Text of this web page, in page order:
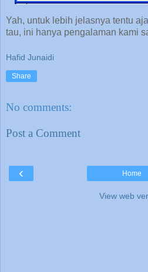
Yah, untuk lebih jelasnya tentu
tau, ini hanya pengalaman kami
Hafid Junaidi
Share
No comments:
Post a Comment
‹ Home
View web